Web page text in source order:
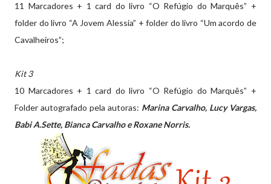
11 Marcadores + 1 card do livro “O Refúgio do Marquês” +
folder do livro “A Jovem Alessia” + folder do livro “Um acordo de
Cavalheiros”;
Kit 3
10 Marcadores + 1 card do livro “O Refúgio do Marquês” +
Folder autografado pela autoras: Marina Carvalho, Lucy Vargas,
Babi A.Sette, Bianca Carvalho e Roxane Norris.